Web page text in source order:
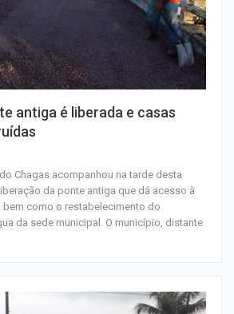
antiga é liberada e casas
Chagas acompanhou na tarde desta
da ponte antiga que dá acesso à
bem como o restabelecimento do
da sede municipal. O município, distante